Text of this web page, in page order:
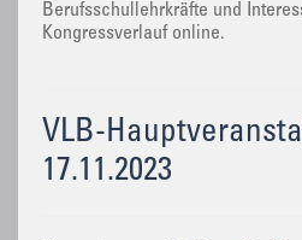
Berufsschullehrkräfte und
Kongressverlauf online.
VLB-
17.11.2023